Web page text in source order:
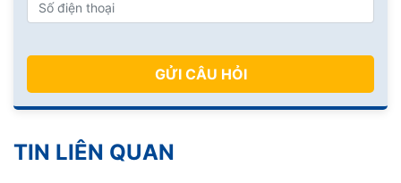
GỬI CÂU HỎI
TIN LIÊN QUAN